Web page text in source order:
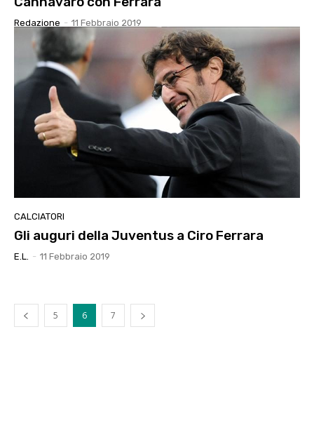
Redazione - 11 Febbraio 2019
CALCIATORI
Gli auguri della Juventus a Ciro Ferrara
E.l. - 11 Febbraio 2019
5 6 7